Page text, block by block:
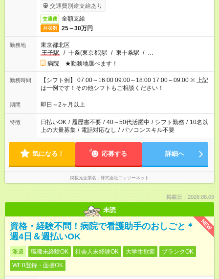
交通費別途支給あり
交通費 全額支給
月収例 25～30万円
勤務地
東京都北区
王子駅
/ 十条(東京都)駅 / 東十条駅 / …
病院 ★勤務地選べます！
勤務時間
【シフト例】 07:00～16:00 09:00～18:00 17:00～09:00 ※ 上記
は一例です！その他シフトもご相談ください！
期間 即日～2ヶ月以上
特徴 日払いOK / 履歴書不要 / 40～50代活躍中 / シフト勤務 / 10名以
上の大量募集 / 電話対応なし / パソコンスキル不要
気になる！ 応募する 詳細へ
掲載元企業名 株式会社ニッソーネット
掲載日：2026.08.09
未読
NEW
資格・経験不問！病院で看護助手のおしごと＊
週4日＆週払いOK
派遣 職種未経験OK 社会人未経験OK 大学生歓迎
ブランクOK
WEB登録・面接OK